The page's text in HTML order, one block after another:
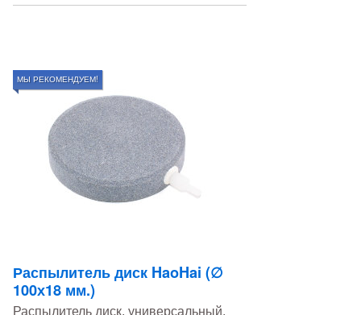
МЫ РЕКОМЕНДУЕМ!
Распылитель диск HaoHai (∅
100х18 мм.)
Распылитель диск, универсальный,